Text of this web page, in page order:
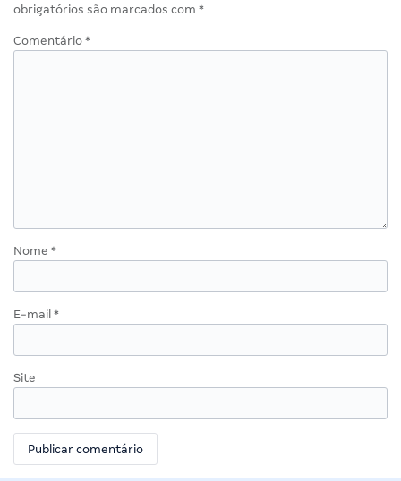
obrigatórios são marcados com *
Comentário *
Nome *
E-mail *
Site